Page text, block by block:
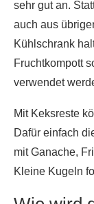
sehr gut an.
auch aus
Kühlschrank
Fruchtkompott
verwendet
Mit Keksreste
Dafür einfach
mit Ganache,
Kleine Kugeln